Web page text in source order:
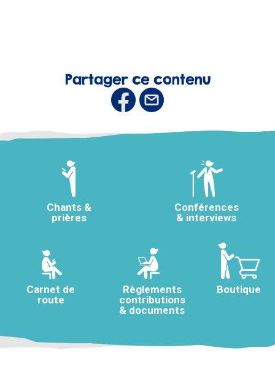
Partager ce contenu
Chants &
prières
Conférences
& interviews
Carnet de
route
Règlements
contributions
& documents
Boutique